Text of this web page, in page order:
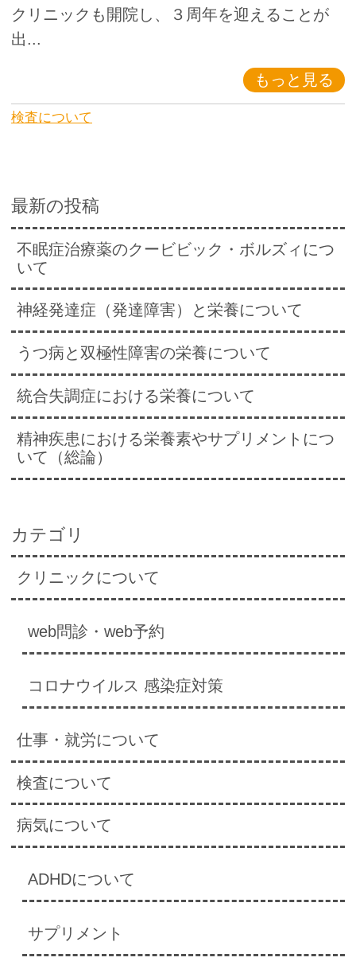
クリニックも開院し、３周年を迎えることが
出...
もっと見る
検査について
最新の投稿
不眠症治療薬のクービビック・ボルズィにつ
いて
神経発達症（発達障害）と栄養について
うつ病と双極性障害の栄養について
統合失調症における栄養について
精神疾患における栄養素やサプリメントにつ
いて（総論）
カテゴリ
クリニックについて
web問診・web予約
コロナウイルス 感染症対策
仕事・就労について
検査について
病気について
ADHDについて
サプリメント